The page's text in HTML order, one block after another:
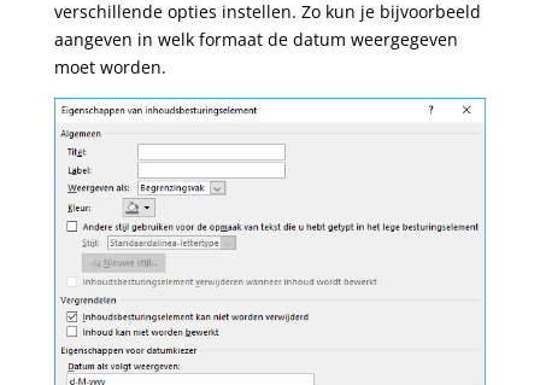
verschillende opties instellen. Zo kun je bijvoorbeeld
aangeven in welk formaat de datum weergegeven
moet worden.